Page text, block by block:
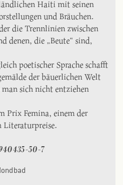
Haiti mit seinen
und Bräuchen.
die Trennlinien zwischen
denen, die „Beute“ sind,
poetischer Sprache schafft
der bäuerlichen Welt
sich nicht entziehen
Prix Femina, einem der
Literaturpreise.
50-7